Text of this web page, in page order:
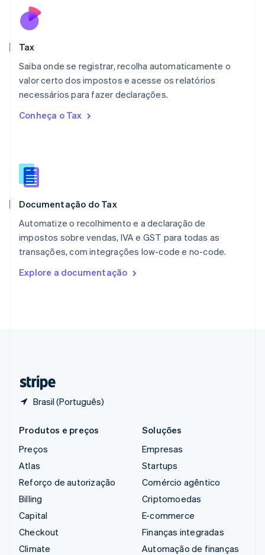
Tax
Saiba onde se registrar, recolha automaticamente o
valor certo dos impostos e acesse os relatórios
necessários para fazer declarações.
Conheça o Tax
Documentação do Tax
Automatize o recolhimento e a declaração de
impostos sobre vendas, IVA e GST para todas as
transações, com integrações low-code e no-code.
Explore a documentação
Brasil (Português)
English
Malta
Noruega
English
Nova Zelândia
Países Baixos
Portugal
Português
English简体中文
Reino Unido
República Tcheca
English
English
Produtos e preços
Preços
Atlas
Reforço de autorização
Billing
Capital
Checkout
Climate
Soluções
Empresas
Startups
Comércio agêntico
Criptomoedas
E-commerce
Finanças integradas
Automação de finanças